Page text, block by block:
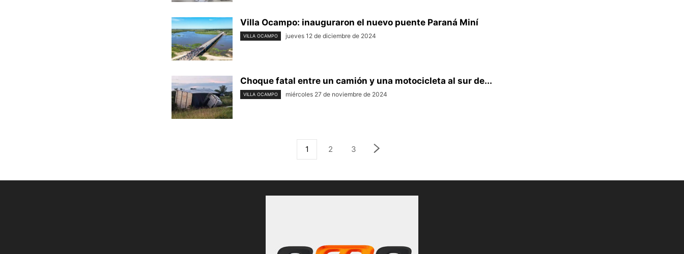
Villa Ocampo: inauguraron el nuevo puente Paraná Miní
VILLA OCAMPO jueves 12 de diciembre de 2024
Choque fatal entre un camión y una motocicleta al sur de...
VILLA OCAMPO miércoles 27 de noviembre de 2024
1 2 3